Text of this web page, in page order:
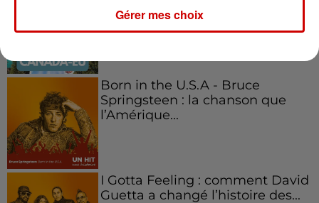
Boston,...
Born in the U.S.A - Bruce
Springsteen : la chanson que
l’Amérique...
I Gotta Feeling : comment David
Guetta a changé l’histoire des...
Gérer mes choix